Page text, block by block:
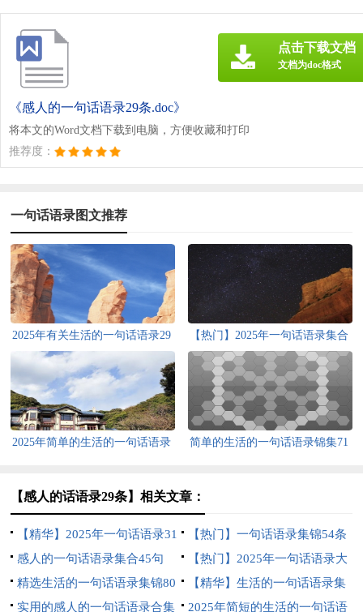
《感人的一句话语录29条.doc》
将本文的Word文档下载到电脑，方便收藏和打印
推荐度：
点击下载文档
文档为doc格式
一句话语录图文推荐
2025年有关生活的一句话语录29
句
【热门】2025年一句话语录集合
38句
2025年简单的生活的一句话语录
简单的生活的一句话语录锦集71
【感人的话语录29条】相关文章：
【精华】2025年一句话语录31
条
【热门】一句话语录集锦54条
感人的一句话语录集合45句
【热门】2025年一句话语录大
集合62条
精选生活的一句话语录集锦80
条
【精华】生活的一句话语录集
合72条
实用的感人的一句话语录合集 2025年简短的生活的一句话语